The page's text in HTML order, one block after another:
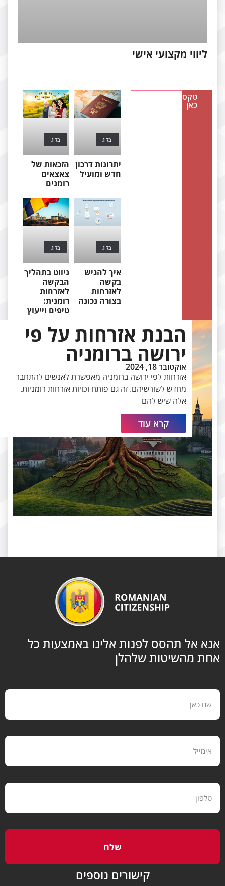
מקצועי אישי
הבנת אזרחות על פי
ירושה ברומניה
אוקטובר 18, 2024
אזרחות לפי ירושה ברומניה מאפשרת לאנשים להתחבר
מחדש לשורשיהם. זה גם פותח זכויות אזרחות רומניות.
אלה שיש להם
קרא עוד
טקסט
יתרונות דרכון
חדש ומועיל
הזכאות של
צאצאים
רומנים
איך להגיש
בקשה
לאזרחות
בצורה נכונה
ניווט בתהליך
הבקשה
לאזרחות
רומנית:
טיפים וייעוץ
אל תהסס לפנות אלינו באמצעות כל
מהשיטות שלהלן
קישורים נוספים